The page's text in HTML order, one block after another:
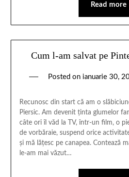
Read more
Cum l-am salvat pe
Posted on ianuarie 30,
Recunosc din start că am o
Piersic. Am devenit ţinta glumelor
câte ori îl văd la TV, într-un film, o
de vorbăraie, suspend orice
şi mă lăţesc pe canapea. Contează
le-am mai văzut…